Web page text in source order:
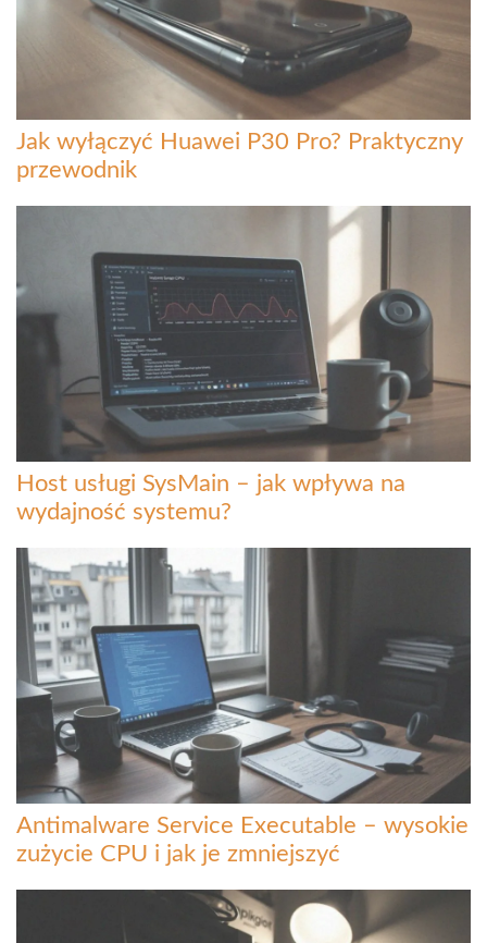
Jak wyłączyć Huawei P30 Pro? Praktyczny
przewodnik
Host usługi SysMain – jak wpływa na
wydajność systemu?
Antimalware Service Executable – wysokie
zużycie CPU i jak je zmniejszyć